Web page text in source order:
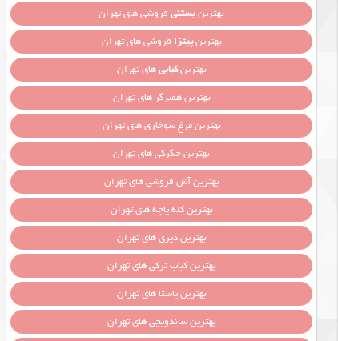
بهترینبستنیفروشی های تهران
بهترینپیتزا فروشی های تهران
بهترینکبابیهای تهران
بهترین همبرگر های تهران
بهترین مرغ سوخاری های تهران
بهترین جگرکی های تهران
بهترین آش فروشی های تهران
بهترین کله پاچه های تهران
بهترین دیزی های تهران
بهترین کباب ترکی های تهران
بهترین پاستا های تهران
بهترین ساندویچی های تهران